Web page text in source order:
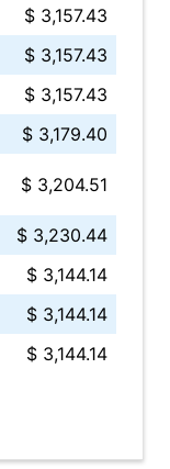
$ 3,157.43
$ 3,157.43
$ 3,157.43
$ 3,179.40
$ 3,204.51
$ 3,230.44
$ 3,144.14
$ 3,144.14
$ 3,144.14